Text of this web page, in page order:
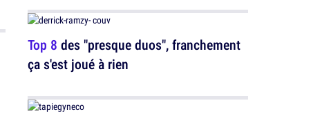
Top 8 des "presque duos", franchement
ça s'est joué à rien